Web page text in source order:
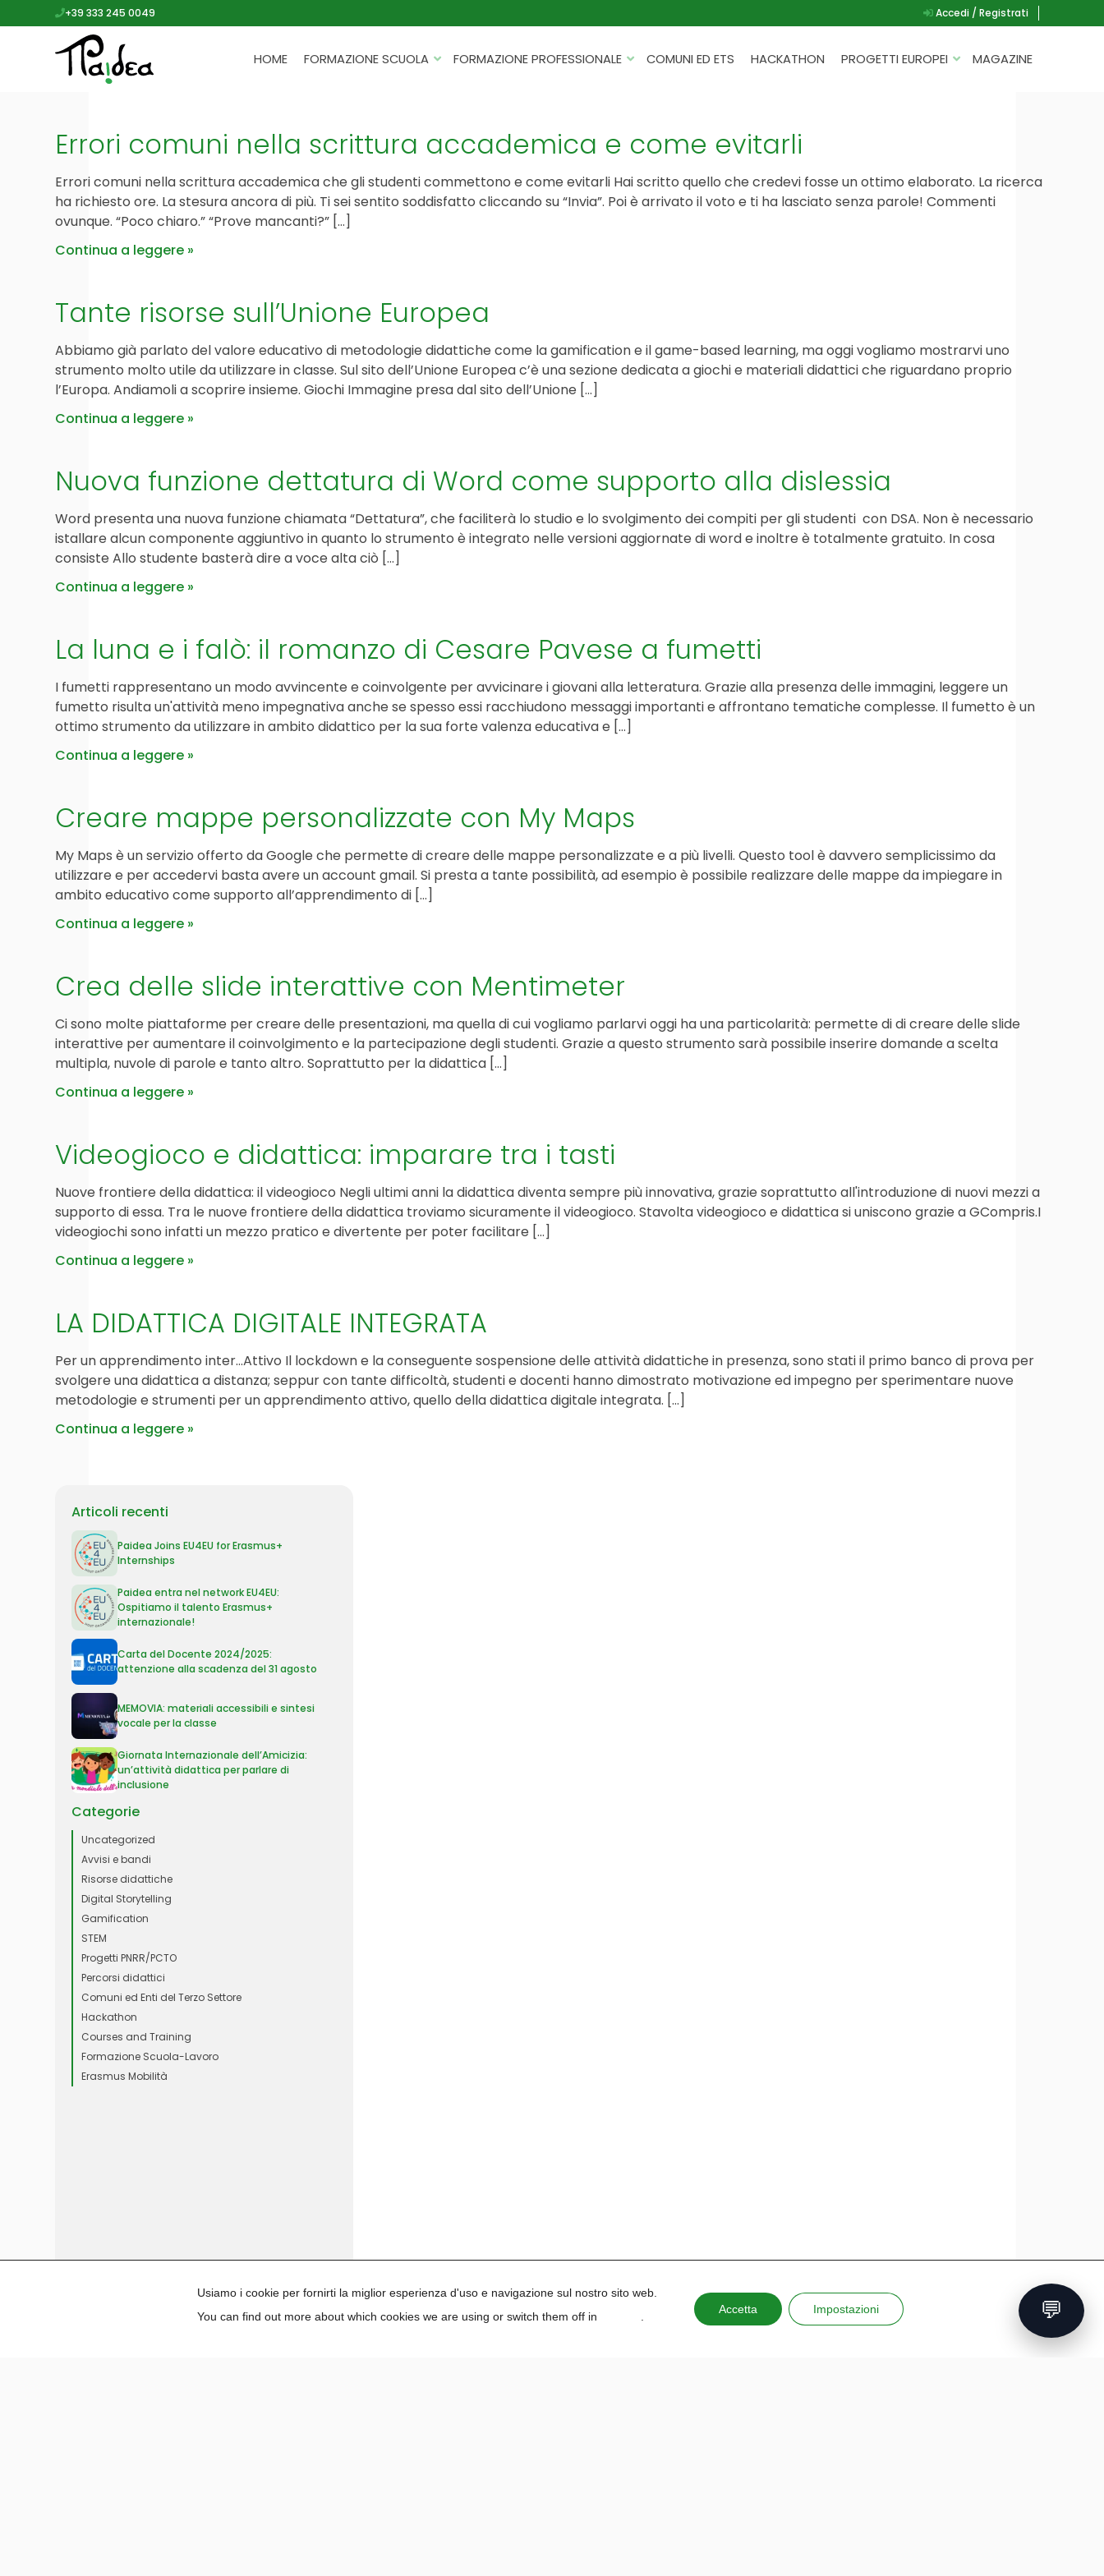
+39 333 245 0049 Accedi / Registrati
HOME FORMAZIONE SCUOLA
SCOLASTICI
ERASMUS+ MOBILITÀ
FSL/PCTO
PROGETTAZIONE E
RENDICONTAZIONE
VIAGGI D’ISTRUZIONE
KIT DI PROGRAMMAZIONE
FORMAZIONE PROFESSIONALE
INTELLIGENZA ARTIFICIALE
CYBERSECURITY
COMUNI ED ETS HACKATHON PROGETTI EUROPEI
SPEAK UP FOR YOURSELF
MAGAZINE
Errori comuni nella scrittura accademica e come evitarli
Errori comuni nella scrittura accademica che gli studenti commettono e come evitarli Hai scritto quello che credevi fosse un ottimo elaborato. La ricerca
ha richiesto ore. La stesura ancora di più. Ti sei sentito soddisfatto cliccando su “Invia”. Poi è arrivato il voto e ti ha lasciato senza parole! Commenti
ovunque. “Poco chiaro.” “Prove mancanti?” […]
Continua a leggere
Tante risorse sull’Unione Europea
Abbiamo già parlato del valore educativo di metodologie didattiche come la gamification e il game-based learning, ma oggi vogliamo mostrarvi uno
strumento molto utile da utilizzare in classe. Sul sito dell’Unione Europea c’è una sezione dedicata a giochi e materiali didattici che riguardano proprio
l’Europa. Andiamoli a scoprire insieme. Giochi Immagine presa dal sito dell’Unione […]
Continua a leggere
Nuova funzione dettatura di Word come supporto alla dislessia
Word presenta una nuova funzione chiamata “Dettatura”, che faciliterà lo studio e lo svolgimento dei compiti per gli studenti con DSA. Non è necessario
istallare alcun componente aggiuntivo in quanto lo strumento è integrato nelle versioni aggiornate di word e inoltre è totalmente gratuito. In cosa
consiste Allo studente basterà dire a voce alta ciò […]
Continua a leggere
La luna e i falò: il romanzo di Cesare Pavese a fumetti
I fumetti rappresentano un modo avvincente e coinvolgente per avvicinare i giovani alla letteratura. Grazie alla presenza delle immagini, leggere un
fumetto risulta un'attività meno impegnativa anche se spesso essi racchiudono messaggi importanti e affrontano tematiche complesse. Il fumetto è un
ottimo strumento da utilizzare in ambito didattico per la sua forte valenza educativa e […]
Continua a leggere
Creare mappe personalizzate con My Maps
My Maps è un servizio offerto da Google che permette di creare delle mappe personalizzate e a più livelli. Questo tool è davvero semplicissimo da
utilizzare e per accedervi basta avere un account gmail. Si presta a tante possibilità, ad esempio è possibile realizzare delle mappe da impiegare in
ambito educativo come supporto all’apprendimento di […]
Continua a leggere
Crea delle slide interattive con Mentimeter
Ci sono molte piattaforme per creare delle presentazioni, ma quella di cui vogliamo parlarvi oggi ha una particolarità: permette di di creare delle slide
interattive per aumentare il coinvolgimento e la partecipazione degli studenti. Grazie a questo strumento sarà possibile inserire domande a scelta
multipla, nuvole di parole e tanto altro. Soprattutto per la didattica […]
Continua a leggere
Videogioco e didattica: imparare tra i tasti
Nuove frontiere della didattica: il videogioco Negli ultimi anni la didattica diventa sempre più innovativa, grazie soprattutto all'introduzione di nuovi mezzi a
supporto di essa. Tra le nuove frontiere della didattica troviamo sicuramente il videogioco. Stavolta videogioco e didattica si uniscono grazie a GCompris.I
videogiochi sono infatti un mezzo pratico e divertente per poter facilitare […]
Continua a leggere
LA DIDATTICA DIGITALE INTEGRATA
Per un apprendimento inter…Attivo Il lockdown e la conseguente sospensione delle attività didattiche in presenza, sono stati il primo banco di prova per
svolgere una didattica a distanza; seppur con tante difficoltà, studenti e docenti hanno dimostrato motivazione ed impegno per sperimentare nuove
metodologie e strumenti per un apprendimento attivo, quello della didattica digitale integrata. […]
Continua a leggere
Articoli recenti
Paidea Joins EU4EU for Erasmus+
Internships
Paidea entra nel network EU4EU:
Ospitiamo il talento Erasmus+
internazionale!
Carta del Docente 2024/2025:
attenzione alla scadenza del 31 agosto
MEMOVIA: materiali accessibili e sintesi
vocale per la classe
Giornata Internazionale dell’Amicizia:
un’attività didattica per parlare di
inclusione
Categorie
Uncategorized
Avvisi e bandi
Risorse didattiche
Digital Storytelling
Gamification
STEM
Progetti PNRR/PCTO
Percorsi didattici
Comuni ed Enti del Terzo Settore
Hackathon
Courses and Training
Formazione Scuola-Lavoro
Erasmus Mobilità
💬
Usiamo i cookie per fornirti la miglior esperienza d'uso e navigazione sul nostro sito web.
You can find out more about which cookies we are using or switch them off in
Accetta Impostazioni